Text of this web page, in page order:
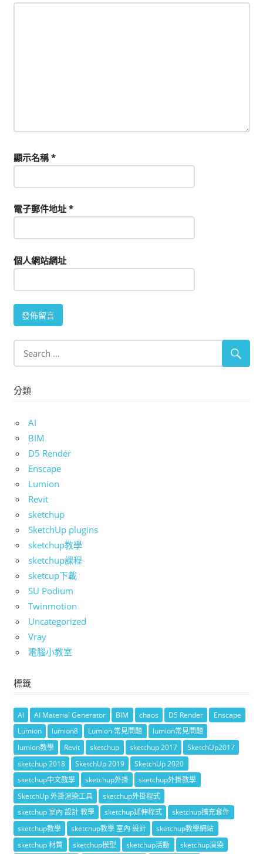
顯示名稱*
電子郵件地址 *
個人網站網址
分類
AI
BIM
D5 Render
Enscape
Lumion
Revit
sketchup
SketchUp plugins
sketchup教學
sketchup課程
sketcup下載
SU Podium
Twinmotion
Uncategorized
Vray
電腦小教室
標籤
AI AI Material Generator BIM chaos D5 Render
Enscape
Lumion
lumion8 Lumion 常見問題
lumion常見問題
lumion教學
Revit sketchup sketchup 2017
SketchUp2017
sketchup 2018
SketchUp 2019
SketchUp 2020
sketchup中文教學
sketchup外掛
sketchup外掛教學
SketchUp 外掛渲染工具
sketchup外掛程式
sketchup 室內 設計 教學
sketchup延伸程式
sketchup擴充套件
sketchup教學
sketchup教學 室內 設計
sketchup教學網站
sketchup 材質
sketchup模型 sketchup活動 sketchup渲染